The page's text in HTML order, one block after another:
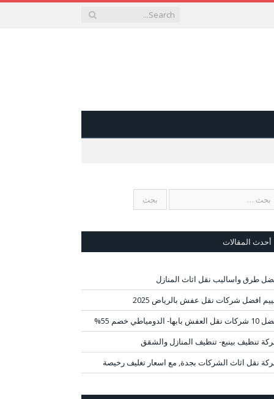
أحدث المقالات
طرق واساليب نقل اثاث المنازل
افضل شركات نقل عفش بالرياض 2025
بابها- الدومياطي خصم 55%
تنظيف بينبع- تنظيف المنازل والشقق
نقل اثاث الشركات بجدة, مع اسعار تغليف رخيصة